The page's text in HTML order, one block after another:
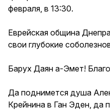
февраля, в 13:30.
Еврейская община
свои глубокие
Барух Даян а-Эмет!
Да поднимется душа
Крейнина в Ган Эден, да